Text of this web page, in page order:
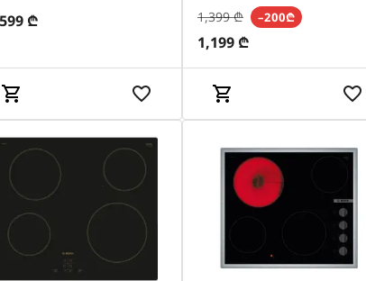
₾
1,399₾ –200₾
1,199 ₾